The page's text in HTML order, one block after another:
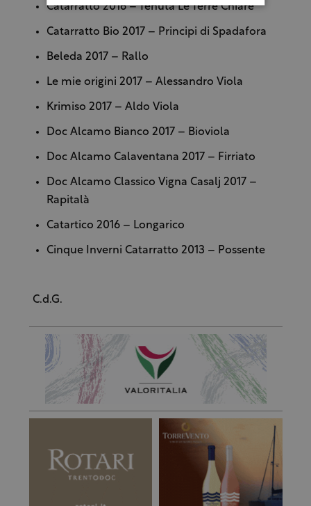
Catarratto 2016 – Tenuta Le Terre Chiare
Catarratto Bio 2017 – Principi di Spadafora
Beleda 2017 – Rallo
Le mie origini 2017 – Alessandro Viola
Krimiso 2017 – Aldo Viola
Doc Alcamo Bianco 2017 – Bioviola
Doc Alcamo Calaventana 2017 – Firriato
Doc Alcamo Classico Vigna Casalj 2017 –
Rapitalà
Catartico 2016 – Longarico
Cinque Inverni Catarratto 2013 – Possente
C.d.G.